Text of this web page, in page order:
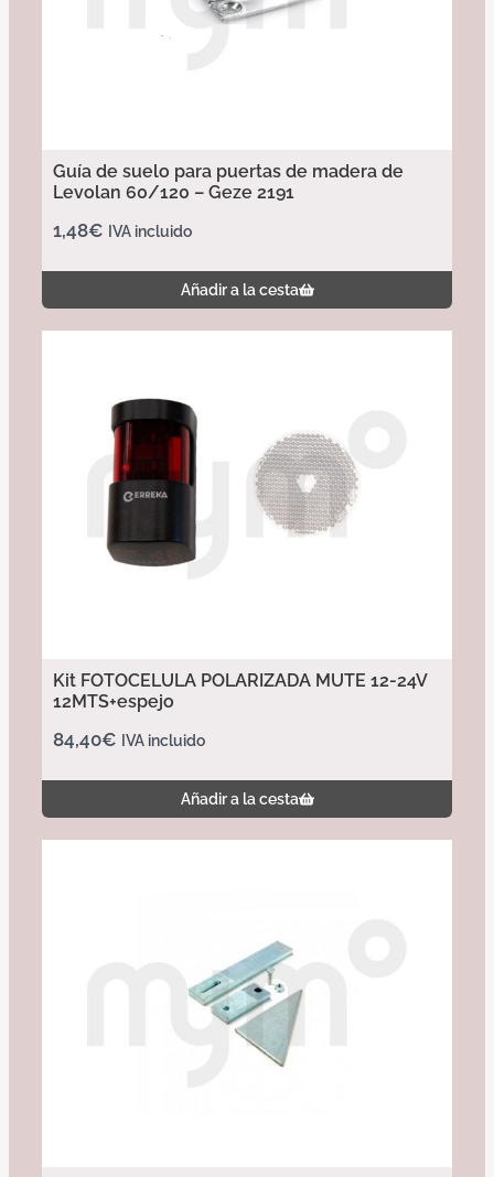
Guía de suelo para puertas de madera de
Levolan 60/120 – Geze 2191
1,48€ IVA incluido
Añadir a la cesta
Kit FOTOCELULA POLARIZADA MUTE 12-24V
12MTS+espejo
84,40€ IVA incluido
Añadir a la cesta